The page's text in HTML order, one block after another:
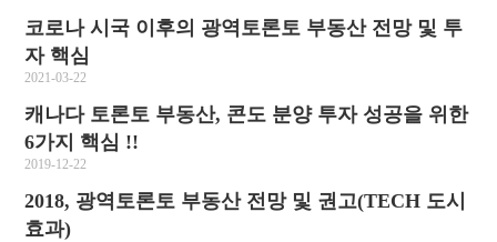
코로나 시국 이후의 광역토론토 부동산 전망 및 투
자 핵심
2021-03-22
캐나다 토론토 부동산, 콘도 분양 투자 성공을 위한
6가지 핵심 !!
2019-12-22
2018, 광역토론토 부동산 전망 및 권고(TECH 도시
효과)